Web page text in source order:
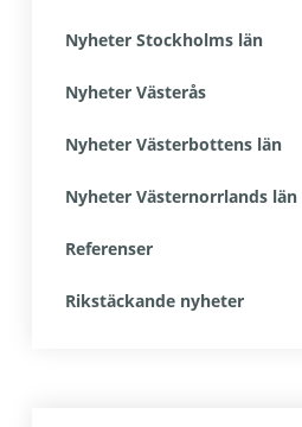
Nyheter Stockholms län
Nyheter Västerås
Nyheter Västerbottens län
Nyheter Västernorrlands län
Referenser
Rikstäckande nyheter